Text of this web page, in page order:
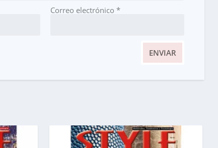
Correo electrónico *